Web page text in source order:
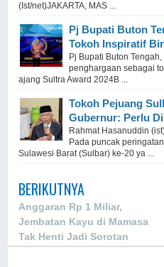
(Ist/net)JAKARTA, MAS ...
Pj Bupati Buton
Tokoh Inspiratif
Pj Bupati Buton
penghargaan sebagai
ajang Sultra Award 2024B ...
Tokoh Pejuang
Gubernur: Perlu
Rahmat Hasanuddin
Pada puncak
Sulawesi Barat (Sulbar) ke-20 ya ...
BERIKUTNYA
Anggaran Rp 1 Miliar,
Jembatan Kayu di Mamasa
Tak Henti Jadi Sorotan